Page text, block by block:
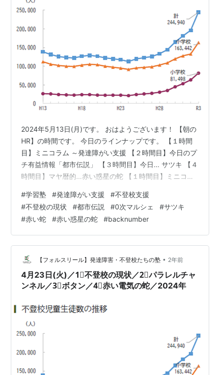
2024年5月13日(月)です。 おはようございます！ 【朝の
HR】の時間です。 今日のラインナップです。 【１時間
目】ミニコラム ～発達障がい支援 【２時間目】今日のプ
チ有益情報「都市伝説」 【３時間目】今日… サツキ 【４
時間目】マヤ暦的…赤い惑星の蛇 【１時間目】ミニコラ
も不登校の現状について お話していきます。 お子さまが
自ら気づくのが難しい場合、 保護者として助言すること
も良いでしょう。 居心地の良い居場所が あることはお子
さまの支えになり、 再び学校への意欲を高める 助けにな
るかもしれません。 居場所…
#学習塾 #発達障がい支援 #不登校支援
#不登校の現状 #都市伝説 #0次マルシェ #サツキ
#赤い蛇 #赤い惑星の蛇 #backnumber
【フォルスリール】発達障害・不登校たちの塾 • 2年前
4月23日(火)／1⃣不登校の現状／2⃣パラレルチャ
ンネル／3⃣ボタン／4⃣赤い電気の蛇／2024年